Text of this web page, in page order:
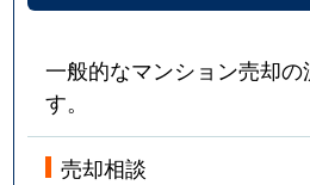
一般的なマンション売却の
す。
売却相談